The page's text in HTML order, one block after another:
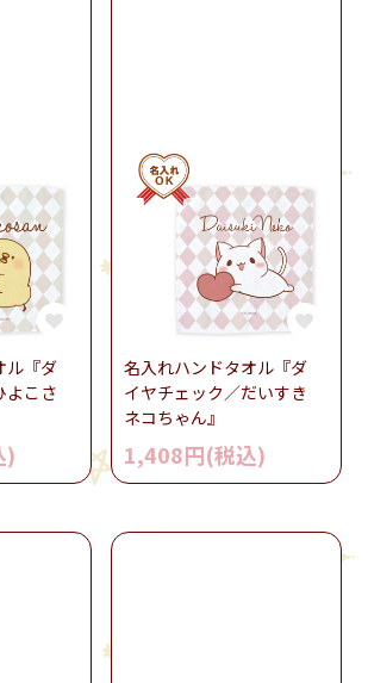
ル『ダ
よこさ
)
名入れハンドタオル『ダ
イヤチェック／だいすき
ネコちゃん』
1,408円(税込)